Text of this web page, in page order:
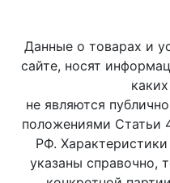
Данные о товарах и
сайте, носят
не являются
положениями Статьи
РФ.
указаны справочно,